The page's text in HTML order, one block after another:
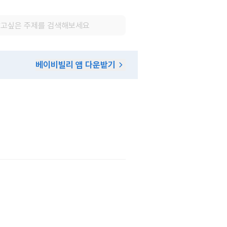
베이비빌리 앱 다운받기